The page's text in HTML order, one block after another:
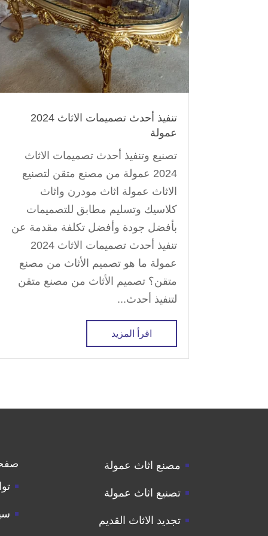
تنفيذ أحدث تصميمات الاثاث 2024
عمولة
تصنيع وتنفيذ أحدث تصميمات الاثاث
2024 عمولة من مصنع متقن لتصنيع
الاثاث عمولة اثاث مودرن واثاث
كلاسيك وتسليم مطابق للتصميمات
بأفضل جودة وأفضل تكلفة مقدمة عن
تنفيذ أحدث تصميمات الاثاث 2024
عمولة ما هو تصميم الأثاث من مصنع
متقن؟ تصميم الأثاث من مصنع متقن
لتنفيذ أحدث...
اقرأ المزيد
مصنع اثاث عمولة
تصنيع اثاث عمولة
تجديد الاثاث القديم